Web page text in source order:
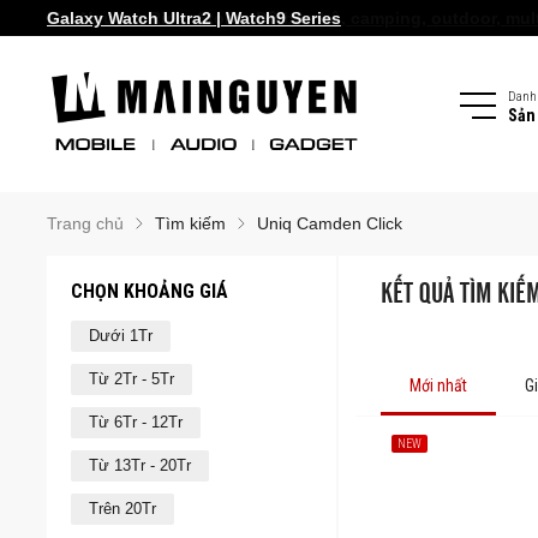
Mai Nguyen Rider Store - Đồ bảo hộ, camping, outdoor,
Galaxy Watch Ultra2 | Watch9 Series
Trang chủ Tìm kiếm Uniq Camden Click
CHỌN KHOẢNG GIÁ
Dưới 1Tr
Từ 2Tr - 5Tr
Từ 6Tr - 12Tr
Từ 13Tr - 20Tr
Trên 20Tr
KẾT QUẢ TÌM
Mới nhất
NEW